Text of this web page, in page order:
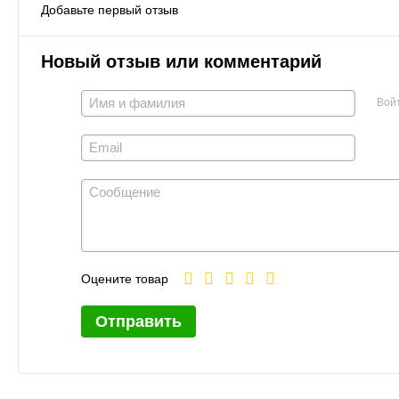
Добавьте первый отзыв
Новый отзыв или комментарий
Оцените товар
Отправить